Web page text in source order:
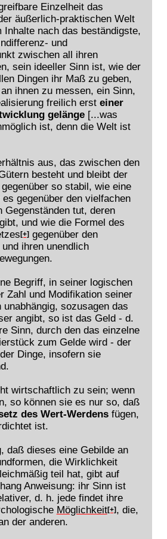
Einzelheit das
äußerlich-praktischen Welt
nach das beständigste,
und
zwischen all ihren
sein ideeller Sinn ist, wie der
Dingen ihr Maß zu geben,
ihnen zu messen, ein Sinn,
freilich erst einer
gelänge[...was
ist, denn die Welt ist
aus, das zwischen den
besteht und bleibt der
so stabil, wie eine
gegenüber den vielfachen
Gegenständen tut, deren
und wie die Formel des
[+]gegenüber den
ihren unendlich
Begriff, in seiner logischen
Zahl und Modifikation seiner
sozusagen das
angibt, so ist das Geld - d.
Sinn, durch den das einzelne
zum Gelde wird - der
Dinge, insofern sie
wirtschaftlich zu sein; wenn
so können sie es nur so, daß
des Wert-Werdensfügen,
ist.
daß dieses eine Gebilde an
die Wirklichkeit
teil hat, gibt auf
Anweisung: ihr Sinn ist
d. h. jede findet ihre
Möglichkeit[+], die,
der anderen.